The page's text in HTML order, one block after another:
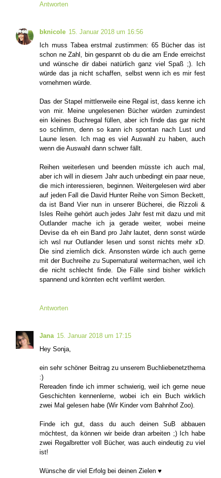
Antworten
bknicole 15. Januar 2018 um 16:56
Ich muss Tabea erstmal zustimmen: 65 Bücher das ist
schon ne Zahl, bin gespannt ob du die am Ende erreichst
und wünsche dir dabei natürlich ganz viel Spaß ;). Ich
würde das ja nicht schaffen, selbst wenn ich es mir fest
vornehmen würde.
Das der Stapel mittlerweile eine Regal ist, dass kenne ich
von mir. Meine ungelesenen Bücher würden zumindest
ein kleines Buchregal füllen, aber ich finde das gar nicht
so schlimm, denn so kann ich spontan nach Lust und
Laune lesen. Ich mag es viel Auswahl zu haben, auch
wenn die Auswahl dann schwer fällt.
Reihen weiterlesen und beenden müsste ich auch mal,
aber ich will in diesem Jahr auch unbedingt ein paar neue,
die mich interessieren, beginnen. Weitergelesen wird aber
auf jeden Fall die David Hunter Reihe von Simon Beckett,
da ist Band Vier nun in unserer Bücherei, die Rizzoli &
Isles Reihe gehört auch jedes Jahr fest mit dazu und mit
Outlander mache ich ja gerade weiter, wobei meine
Devise da eh ein Band pro Jahr lautet, denn sonst würde
ich wsl nur Outlander lesen und sonst nichts mehr xD.
Die sind ziemlich dick. Ansonsten würde ich auch gerne
mit der Buchreihe zu Supernatural weitermachen, weil ich
die nicht schlecht finde. Die Fälle sind bisher wirklich
spannend und könnten echt verfilmt werden.
Antworten
Jana 15. Januar 2018 um 17:15
Hey Sonja,
ein sehr schöner Beitrag zu unserem Buchliebenetzthema
:)
Rereaden finde ich immer schwierig, weil ich gerne neue
Geschichten kennenlerne, wobei ich ein Buch wirklich
zwei Mal gelesen habe (Wir Kinder vom Bahnhof Zoo).
Finde ich gut, dass du auch deinen SuB abbauen
möchtest, da können wir beide dran arbeiten ;) Ich habe
zwei Regalbretter voll Bücher, was auch eindeutig zu viel
ist!
Wünsche dir viel Erfolg bei deinen Zielen ♥